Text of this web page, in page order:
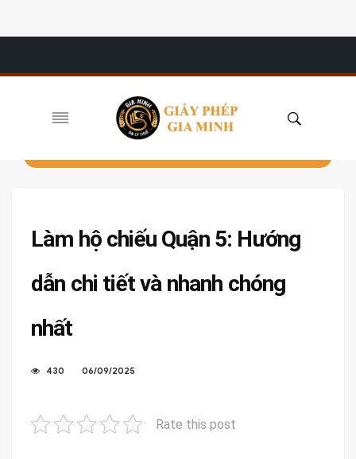
Làm hộ chiếu Quận 5: Hướng
dẫn chi tiết và nhanh chóng
nhất
430 06/09/2025
Rate this post